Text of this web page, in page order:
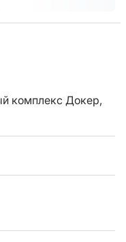
комплекс Докер,